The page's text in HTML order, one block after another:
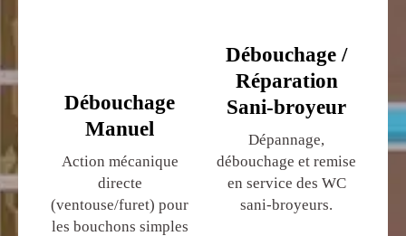
Débouchage
Manuel
Action mécanique
directe
(ventouse/furet) pour
les bouchons simples
Débouchage /
Réparation
Sani-broyeur
Dépannage,
débouchage et remise
en service des WC
sani-broyeurs.